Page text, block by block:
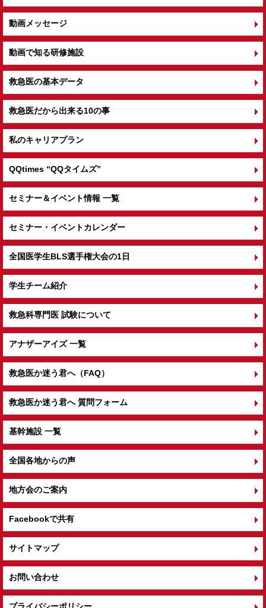
動画メッセージ
動画で知る研修施設
救急医の基本データ
救急医だから出来る10の事
私のキャリアプラン
QQtimes “QQタイムズ”
セミナー＆イベント情報 一覧
セミナー・イベントカレンダー
全国医学生BLS選手権大会の1日
学生チーム紹介
救急科専門医 試験について
アナザーアイズ 一覧
救急医か迷う君へ（FAQ）
救急医か迷う君へ 質問フォーム
基幹施設 一覧
全国各地からの声
地方会のご案内
Facebookで共有
サイトマップ
お問い合わせ